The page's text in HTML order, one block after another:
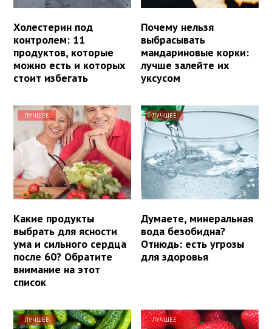
Холестерин под
контролем: 11
продуктов, которые
можно есть и которых
стоит избегать
Почему нельзя
выбрасывать
мандариновые корки:
лучше залейте их
уксусом
ЛУЧШЕЕ
Какие продукты
выбрать для ясности
ума и сильного сердца
после 60? Обратите
внимание на этот
список
ЛУЧШЕЕ
Думаете, минеральная
вода безобидна?
Отнюдь: есть угрозы
для здоровья
ЛУЧШЕЕ ЛУЧШЕЕ